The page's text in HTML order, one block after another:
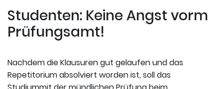
uneserer Datenbank finden. Hier
registrieren und die Protokolle
abrufen.
Studenten: Keine Angst vorm
Prüfungsamt!
Nachdem die Klausuren gut gelaufen und das
Repetitorium absolviert worden ist, soll das